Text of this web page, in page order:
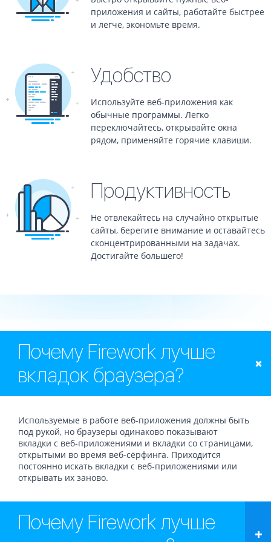
приложения и сайты, работайте быстрее
и легче, экономьте время.
Удобство
Используйте веб-приложения как
обычные программы. Легко
переключайтесь, открывайте окна
рядом, применяйте горячие клавиши.
Продуктивность
Не отвлекайтесь на случайно открытые
сайты, берегите внимание и оставайтесь
сконцентрированными на задачах.
Достигайте большего!
Почему Firework лучше
вкладок браузера?
Используемые в работе веб-приложения должны быть
под рукой, но браузеры одинаково показывают
вкладки с веб-приложениями и вкладки со страницами,
открытыми во время веб-сёрфинга. Приходится
постоянно искать вкладки с веб-приложениями или
открывать их заново.
Почему Firework лучше